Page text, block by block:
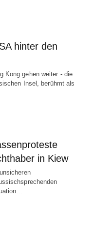
hinter den
Kong gehen weiter - die
Insel, berühmt als
in Kiew